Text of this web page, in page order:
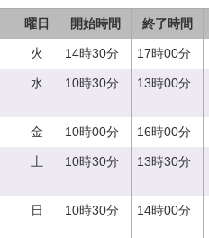
曜日 開始時間 終了時間
火 14時30分 17時00分
水 10時30分 13時00分
金 10時00分 16時00分
土 10時30分 13時30分
日 10時30分 14時00分